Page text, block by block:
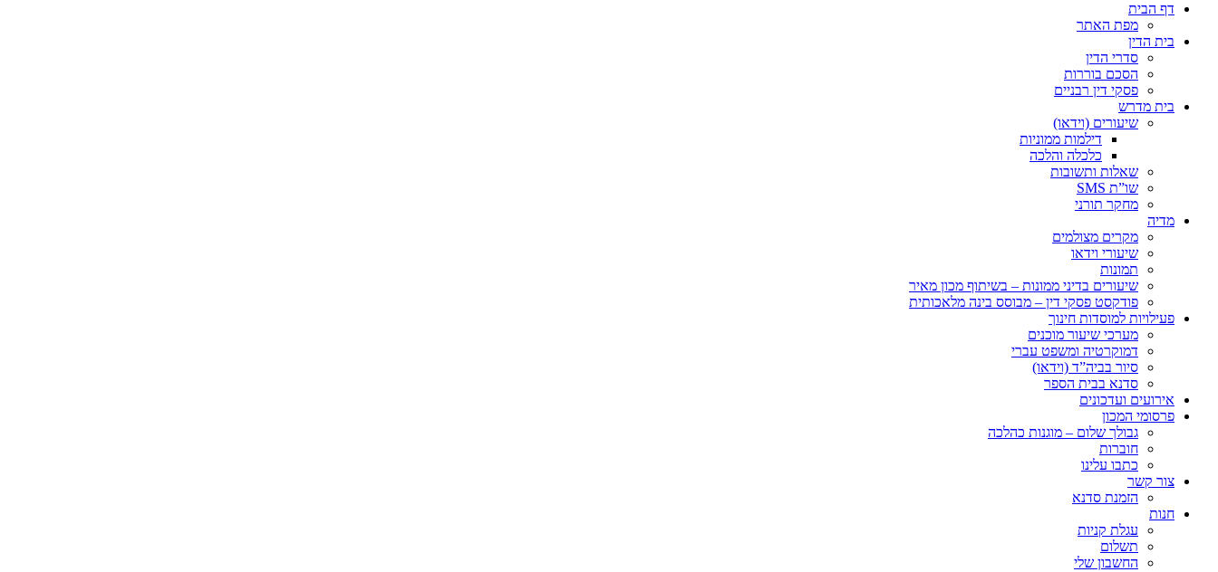
דף הבית
מפת האתר
בית הדין
סדרי הדין
הסכם בוררות
פסקי דין רבניים
בית מדרש
שיעורים (וידאו)
דילמות ממוניות
כלכלה והלכה
שאלות ותשובות
שו”ת SMS
מחקר תורני
מדיה
מקרים מצולמים
שיעורי וידאו
תמונות
שיעורים בדיני ממונות – בשיתוף מכון מאיר
פודקסט פסקי דין – מבוסס בינה מלאכותית
פעילויות למוסדות חינוך
מערכי שיעור מוכנים
דמוקרטיה ומשפט עברי
סיור בביה”ד (וידאו)
סדנא בבית הספר
אירועים ועדכונים
פרסומי המכון
גבולך שלום – מוגנות כהלכה
חוברות
כתבו עלינו
צור קשר
הזמנת סדנא
חנות
עגלת קניות
תשלום
החשבון שלי